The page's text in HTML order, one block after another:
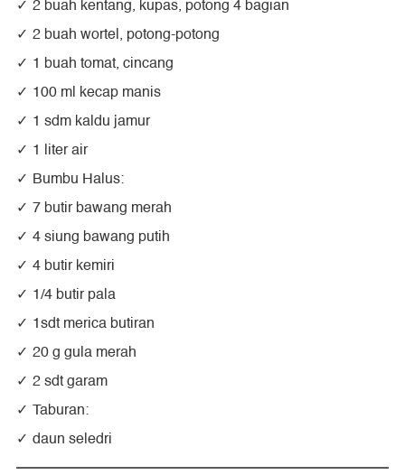
2 buah kentang, kupas, potong 4 bagian
2 buah wortel, potong-potong
1 buah tomat, cincang
100 ml kecap manis
1 sdm kaldu jamur
1 liter air
Bumbu Halus:
7 butir bawang merah
4 siung bawang putih
4 butir kemiri
1/4 butir pala
1sdt merica butiran
20 g gula merah
2 sdt garam
Taburan:
daun seledri